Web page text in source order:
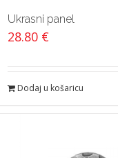
Ukrasni panel
28.80 €
Dodaj u košaricu